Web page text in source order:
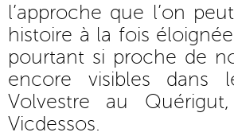
l’approche que l’on
histoire à la fois
pourtant si proche de
encore visibles dans
Volvestre au
Vicdessos.